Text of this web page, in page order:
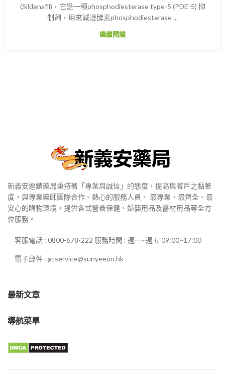
(Sildenafil)，它是一種phosphodiesterase type-5 (PDE-5) 抑
制劑，用來減漫酵素phosphodiesterase ...
繼續閱讀
新義安連鎖藥局秉持著「專業與誠信」的態度，提高與客戶之黏著
度，與專業藥師團隊合作、熱心的服務人員、 最專業、最齊全、最
安心的購物環境，提供各式營養保健、婦嬰用品及醫材用品等全方
位服務。
客服電話 : 0800-678-222 服務時間 : 週一~週五 09:00~17:00
電子郵件 : gtservice@sunyeeon.hk
最新文章
導航菜單